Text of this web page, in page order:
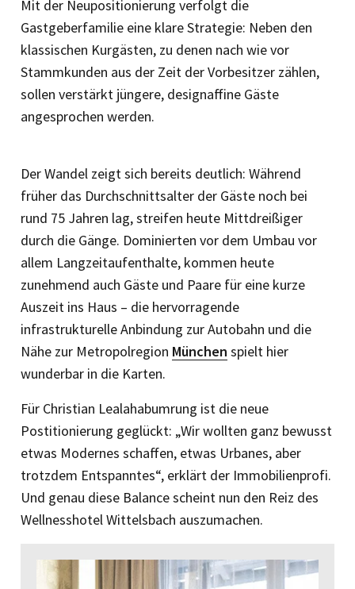
Mit der Neupositionierung verfolgt die
Gastgeberfamilie eine klare Strategie: Neben den
klassischen Kurgästen, zu denen nach wie vor
Stammkunden aus der Zeit der Vorbesitzer zählen,
sollen verstärkt jüngere, designaffine Gäste
angesprochen werden.
Der Wandel zeigt sich bereits deutlich: Während
früher das Durchschnittsalter der Gäste noch bei
rund 75 Jahren lag, streifen heute Mittdreißiger
durch die Gänge. Dominierten vor dem Umbau vor
allem Langzeitaufenthalte, kommen heute
zunehmend auch Gäste und Paare für eine kurze
Auszeit ins Haus – die hervorragende
infrastrukturelle ­Anbindung zur Autobahn und die
Nähe zur Metropolregion München spielt hier
wunderbar in die Karten.
Für Christian Lealahabumrung ist die neue
Postitionierung geglückt: „Wir wollten ganz bewusst
etwas Modernes schaffen, etwas Urbanes, aber
trotzdem Entspanntes“, erklärt der Immobilienprofi.
Und genau diese Balance scheint nun den Reiz des
Wellnesshotel Wittelsbach auszumachen.